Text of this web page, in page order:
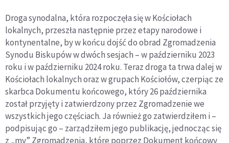
Droga synodalna, która rozpoczęła się w Kościołach
lokalnych, przeszła następnie przez etapy narodowe i
kontynentalne, by w końcu dojść do obrad Zgromadzenia
Synodu Biskupów w dwóch sesjach – w październiku 2023
roku i w październiku 2024 roku. Teraz droga ta trwa dalej w
Kościołach lokalnych oraz w grupach Kościołów, czerpiąc ze
skarbca Dokumentu końcowego, który 26 października
został przyjęty i zatwierdzony przez Zgromadzenie we
wszystkich jego częściach. Ja również go zatwierdziłem i –
podpisując go – zarządziłem jego publikację, jednocząc się
z „my” Zgromadzenia, które poprzez Dokument końcowy